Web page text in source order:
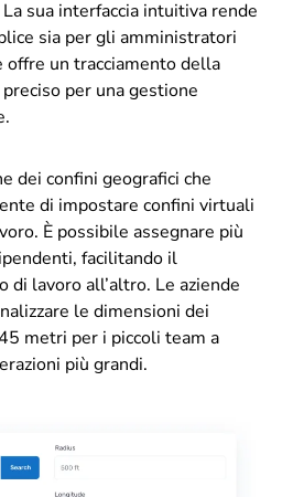
sua interfaccia intuitiva rende
sia per gli amministratori
offre un tracciamento della
per una gestione
dei confini geografici che
di impostare confini virtuali
È possibile assegnare più
facilitando il
di lavoro all’altro. Le aziende
le dimensioni dei
metri per i piccoli team a
più grandi.